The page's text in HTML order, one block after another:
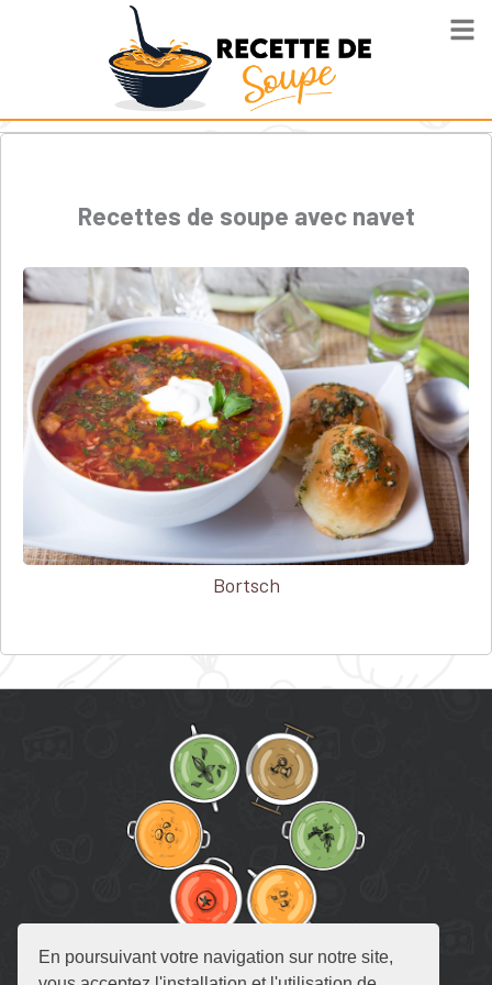
En poursuivant votre navigation sur notre site,
Recettes de soupe avec navet
Bortsch
RECETTE DE SOUPE